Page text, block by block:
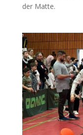
der Matte.